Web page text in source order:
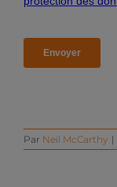
Par Neil McCarthy |